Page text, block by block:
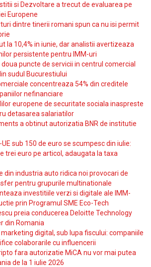
si Dezvoltare a trecut de evaluarea pe
Europene
dintre tinerii romani spun ca nu isi permit
la 10,4% in iunie, dar analistii avertizeaza
persistente pentru IMM-uri
doua puncte de servicii in centrul comercial
sudul Bucurestiului
concentreaza 54% din creditele
nefinanciare
europene de securitate sociala inaspreste
detasarea salariatilor
a obtinut autorizatia BNR de institutie
sub 150 de euro se scumpesc din iulie:
trei euro pe articol, adaugata la taxa
din industria auto ridica noi provocari de
pentru grupurile multinationale
investitiile verzi si digitale ale IMM-
prin Programul SME Eco-Tech
preia conducerea Deloitte Technology
din Romania
digital, sub lupa fiscului: companiile
colaborarile cu influencerii
fara autorizatie MiCA nu vor mai putea
de la 1 iulie 2026